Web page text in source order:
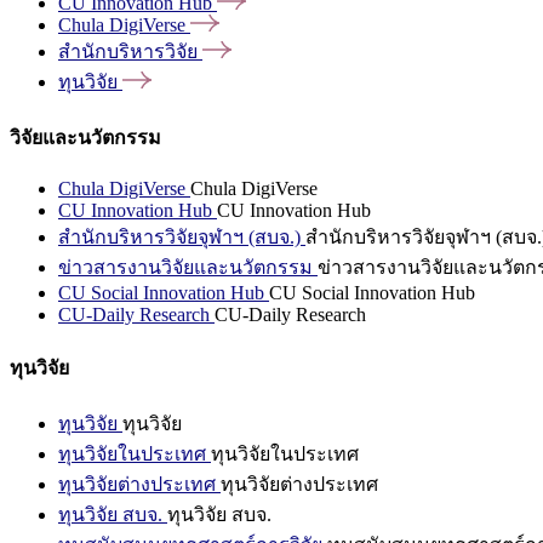
Chula DigiVerse
สำนักบริหารวิจัย
ทุนวิจัย
วิจัยและนวัตกรรม
Chula DigiVerse Chula DigiVerse
CU Innovation Hub CU Innovation Hub
สำนักบริหารวิจัยจุฬาฯ (สบจ.) สำนักบริหารวิจัยจุฬาฯ (สบจ
ข่าวสารงานวิจัยและนวัตกรรม ข่าวสารงานวิจัยและนวัตก
CU Social Innovation Hub CU Social Innovation Hub
CU-Daily Research CU-Daily Research
ทุนวิจัย
ทุนวิจัย ทุนวิจัย
ทุนวิจัยในประเทศ ทุนวิจัยในประเทศ
ทุนวิจัยต่างประเทศ ทุนวิจัยต่างประเทศ
ทุนวิจัย สบจ. ทุนวิจัย สบจ.